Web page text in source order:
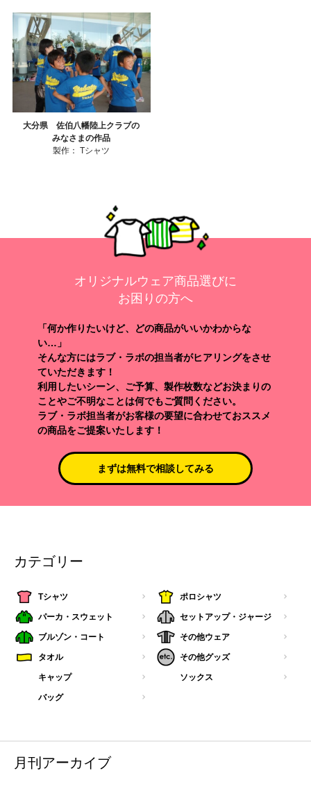
大分県 佐伯八幡陸上クラブの
みなさまの作品
製作： Tシャツ
オリジナルウェア商品選びに
お困りの方へ
「何か作りたいけど、どの商品がいいかわからな
い…」
そんな方にはラブ・ラボの担当者がヒアリングをさせ
ていただきます！
利用したいシーン、ご予算、製作枚数などお決まりの
ことやご不明なことは何でもご質問ください。
ラブ・ラボ担当者がお客様の要望に合わせておススメ
の商品をご提案いたします！
まずは無料で相談してみる
カテゴリー
Tシャツ ポロシャツ
パーカ・スウェット セットアップ・ジャージ
ブルゾン・コート その他ウェア
タオル その他グッズ
キャップ ソックス
バッグ
月刊アーカイブ